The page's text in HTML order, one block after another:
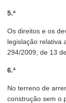
5.ª
Os direitos e os
legislação relativa
294/2009, de 13
6.ª
No terreno de
construção sem o